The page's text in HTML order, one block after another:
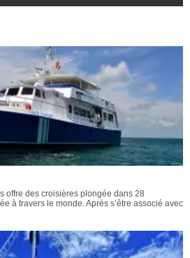
offre des croisières plongée dans 28
à travers le monde. Après s’être associé avec